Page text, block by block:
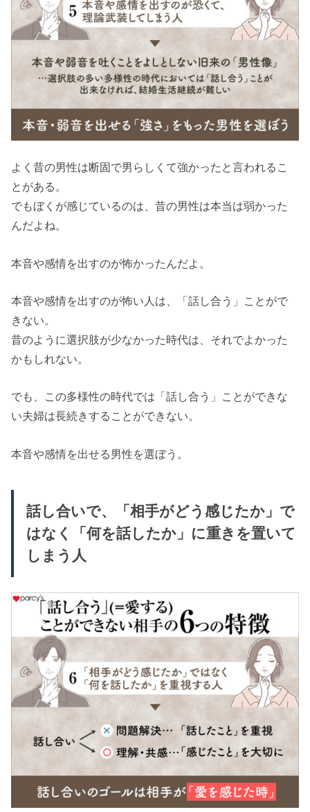
よく昔の男性は断固で男らしくて強かったと言われるこ
とがある。
でもぼくが感じているのは、昔の男性は本当は弱かった
んだよね。
本音や感情を出すのが怖かったんだよ。
本音や感情を出すのが怖い人は、「話し合う」ことがで
きない。
昔のように選択肢が少なかった時代は、それでよかった
かもしれない。
でも、この多様性の時代では「話し合う」ことができな
い夫婦は長続きすることができない。
本音や感情を出せる男性を選ぼう。
話し合いで、「相手がどう感じたか」で
はなく「何を話したか」に重きを置いて
しまう人